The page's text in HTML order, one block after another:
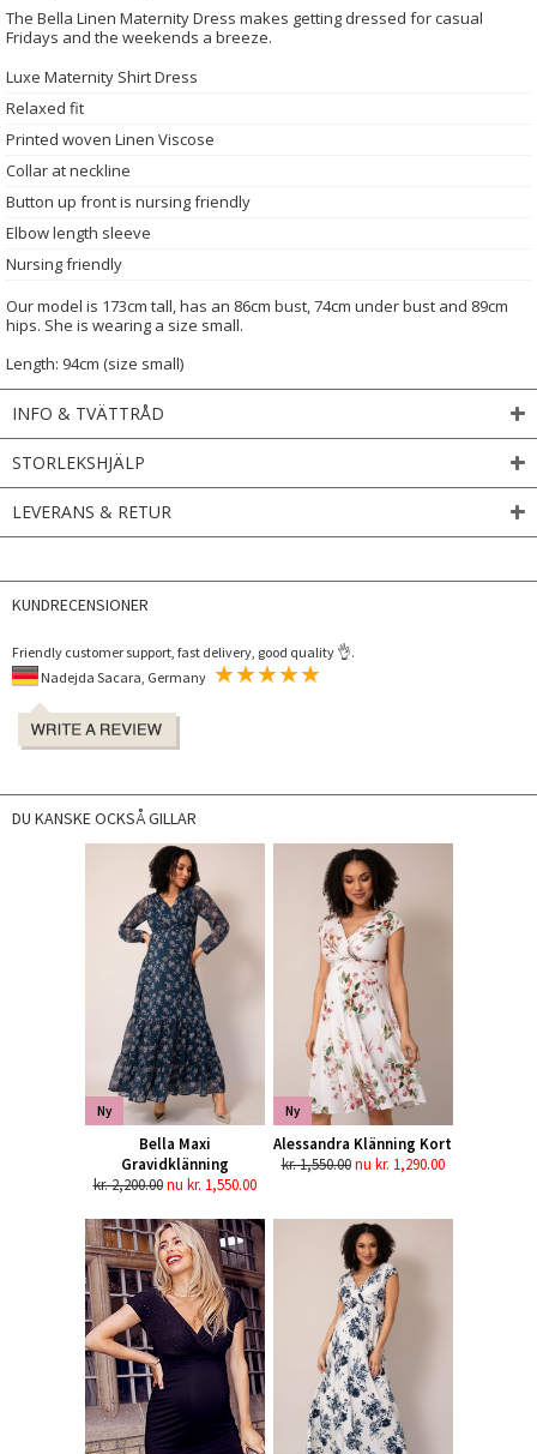
The Bella Linen Maternity Dress makes getting dressed for casual
Fridays and the weekends a breeze.
Luxe Maternity Shirt Dress
Relaxed fit
Printed woven Linen Viscose
Collar at neckline
Button up front is nursing friendly
Elbow length sleeve
Nursing friendly
Our model is 173cm tall, has an 86cm bust, 74cm under bust and 89cm
hips. She is wearing a size small.
Length: 94cm (size small)
INFO & TVÄTTRÅD
STORLEKSHJÄLP
LEVERANS & RETUR
KUNDRECENSIONER
Friendly customer support, fast delivery, good quality 👌.
DU KANSKE OCKSÅ GILLAR
Ny
Bella Maxi
Gravidklänning
kr. 2,200.00 nu kr. 1,550.00
Ny
Alessandra Klänning Kort
kr. 1,550.00 nu kr. 1,290.00